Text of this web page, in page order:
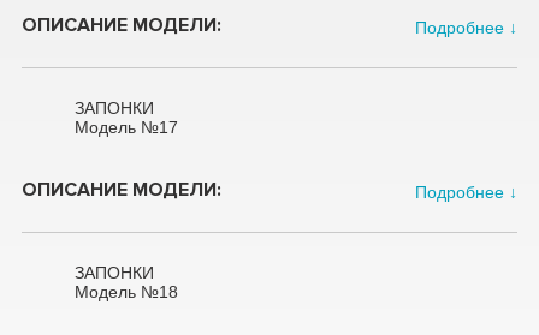
ОПИСАНИЕ МОДЕЛИ: Подробнее ↓
ЗАПОНКИ
Модель №17
ОПИСАНИЕ МОДЕЛИ: Подробнее ↓
ЗАПОНКИ
Модель №18